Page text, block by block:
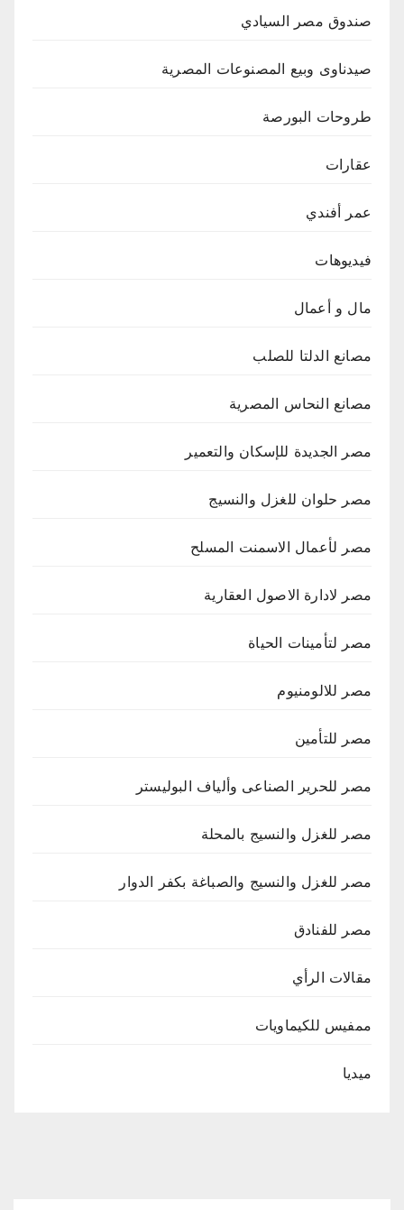
صندوق مصر السيادي
صيدناوى وبيع المصنوعات المصرية
طروحات البورصة
عقارات
عمر أفندي
فيديوهات
مال و أعمال
مصانع الدلتا للصلب
مصانع النحاس المصرية
مصر الجديدة للإسكان والتعمير
مصر حلوان للغزل والنسيج
مصر لأعمال الاسمنت المسلح
مصر لادارة الاصول العقارية
مصر لتأمينات الحياة
مصر للالومنيوم
مصر للتأمين
مصر للحرير الصناعى وألياف البوليستر
مصر للغزل والنسيج بالمحلة
مصر للغزل والنسيج والصباغة بكفر الدوار
مصر للفنادق
مقالات الرأي
ممفيس للكيماويات
ميديا